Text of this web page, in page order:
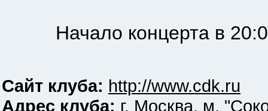
Начало концерта в
Сайт клуба: http://www.cdk.ru
Адрес клуба: г. Москва, м.